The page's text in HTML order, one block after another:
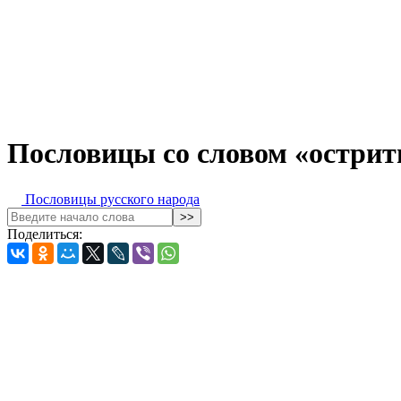
Пословицы со словом
Пословицы русского народа
Поделиться: